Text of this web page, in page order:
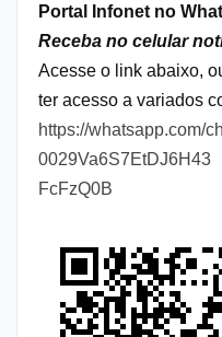
Portal Infonet no
Receba no celular
Acesse o link abaixo,
ter acesso a variados
https://whatsapp.com/
0029Va6S7EtDJ6H43
FcFzQ0B